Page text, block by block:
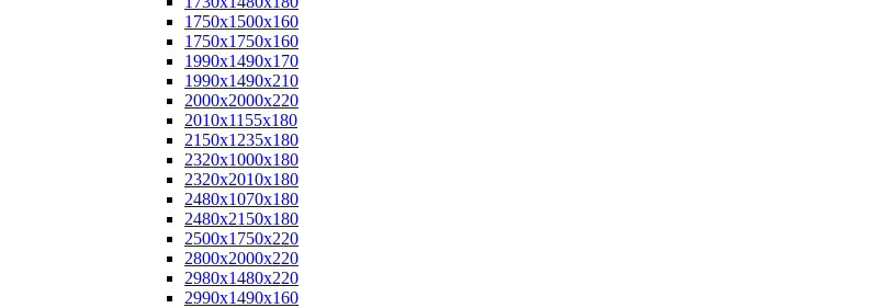
1750х1500х160
1750х1750х160
1990х1490х170
1990х1490х210
2000х2000х220
2010х1155х180
2150х1235х180
2320х1000х180
2320х2010х180
2480х1070х180
2480х2150х180
2500х1750х220
2800х2000х220
2980х1480х220
2990х1490х160